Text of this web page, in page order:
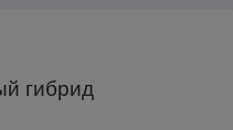
гибрид